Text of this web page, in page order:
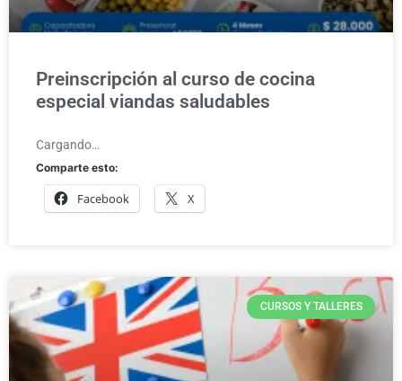
Preinscripción al curso de cocina
especial viandas saludables
Cargando…
Comparte esto:
Facebook X
CURSOS Y TALLERES